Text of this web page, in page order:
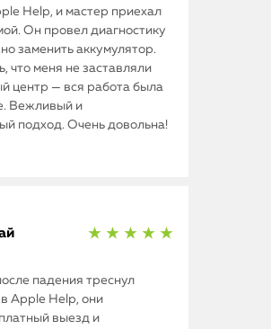
Help, и мастер приехал
Он провел диагностику
заменить аккумулятор.
что меня не заставляли
центр — вся работа была
Вежливый и
подход. Очень довольна!
★ ★ ★ ★ ★
падения треснул
Apple Help, они
выезд и